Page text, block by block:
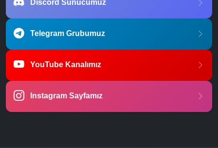
Discord Sunucumuz
Telegram Grubumuz
YouTube Kanalımız
Instagram Sayfamız